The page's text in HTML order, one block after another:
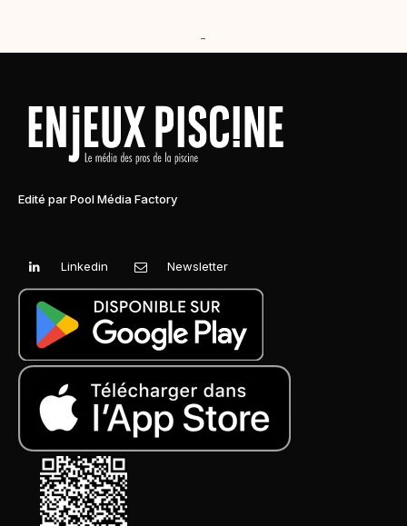
-
Edité par Pool Média Factory
Linkedin Newsletter